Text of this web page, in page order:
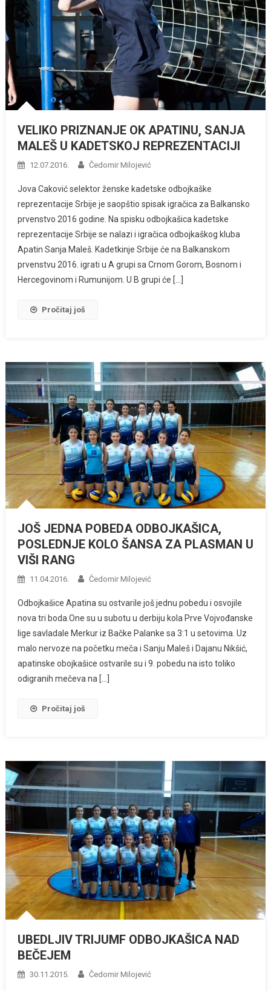
VELIKO PRIZNANJE OK APATINU, SANJA
MALEŠ U KADETSKOJ REPREZENTACIJI
12.07.2016. Čedomir Milojević
Jova Caković selektor ženske kadetske odbojkaške
reprezentacije Srbije je saopštio spisak igračica za Balkansko
prvenstvo 2016 godine. Na spisku odbojkašica kadetske
reprezentacije Srbije se nalazi i igračica odbojkaškog kluba
Apatin Sanja Maleš. Kadetkinje Srbije će na Balkanskom
prvenstvu 2016. igrati u A grupi sa Crnom Gorom, Bosnom i
Hercegovinom i Rumunijom. U B grupi će […]
Pročitaj još
JOŠ JEDNA POBEDA ODBOJKAŠICA,
POSLEDNJE KOLO ŠANSA ZA PLASMAN U
VIŠI RANG
11.04.2016. Čedomir Milojević
Odbojkašice Apatina su ostvarile još jednu pobedu i osvojile
nova tri boda.One su u subotu u derbiju kola Prve Vojvođanske
lige savladale Merkur iz Bačke Palanke sa 3:1 u setovima. Uz
malo nervoze na početku meča i Sanju Maleš i Dajanu Nikšić,
apatinske obojkašice ostvarile su i 9. pobedu na isto toliko
odigranih mečeva na […]
Pročitaj još
UBEDLJIV TRIJUMF ODBOJKAŠICA NAD
BEČEJEM
30.11.2015. Čedomir Milojević